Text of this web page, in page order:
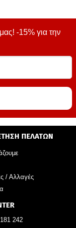
-15% για την
ΠΕΛΑΤΩΝ
/ Αλλαγές
242